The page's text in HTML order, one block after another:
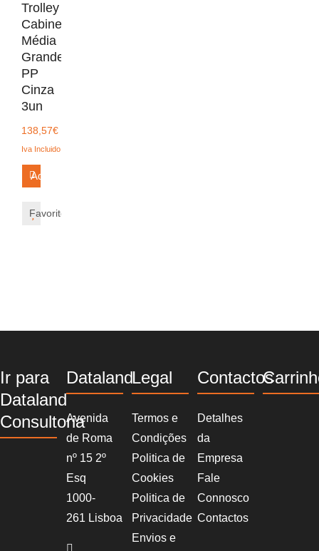
Trolley
Cabine
Média
Grande
PP
Cinza
3un
138,57€
Iva Incluido
Adicionar
Favorito
Ir para
Dataland
Consultoria
Dataland
Avenida
de Roma
nº 15 2º
Esq
1000-
261 Lisboa
Legal
Termos e
Condições
Politica de
Cookies
Politica de
Privacidade
Envios e
Contactos
Detalhes
da
Empresa
Fale
Connosco
Contactos